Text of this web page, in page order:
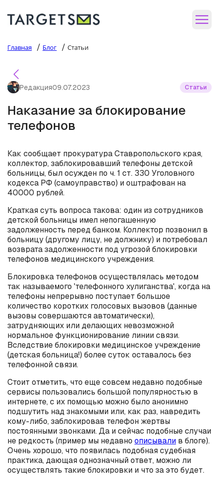
Главная / Блог / Статьи
Редакция09.07.2023 Статьи
Наказание за блокирование
телефонов
Как сообщает прокуратура Ставропольского края,
коллектор, заблокировавший телефоны детской
больницы, был осужден по ч. 1 ст. 330 Уголовного
кодекса РФ (самоуправство) и оштрафован на
40000 рублей.
Краткая суть вопроса такова: один из сотрудников
детской больницы имел непогашенную
задолженность перед банком. Коллектор позвонил в
больницу (другому лицу, не должнику) и потребовал
возврата задолженности под угрозой блокировки
телефонов медицинского учреждения.
Блокировка телефонов осуществлялась методом
так называемого 'телефонного хулиганства', когда на
телефоны непрерывно поступает большое
количество коротких голосовых вызовов (данные
вызовы совершаются автоматически),
затрудняющих или делающих невозможной
нормальное функционирование линии связи.
Вследствие блокировки медицинское учреждение
(детская больница!) более суток оставалось без
телефонной связи.
Стоит отметить, что еще совсем недавно подобные
сервисы пользовались большой популярностью в
интернете, с их помощью можно было анонимно
подшутить над знакомыми или, как раз, навредить
кому-либо, заблокировав телефон жертвы
постоянными звонками. Да и сейчас подобные случаи
не редкость (пример мы недавно описывали в блоге).
Очень хорошо, что появилась подобная судебная
практика, дающая однозначный ответ, можно ли
осуществлять такие блокировки и что за это будет.